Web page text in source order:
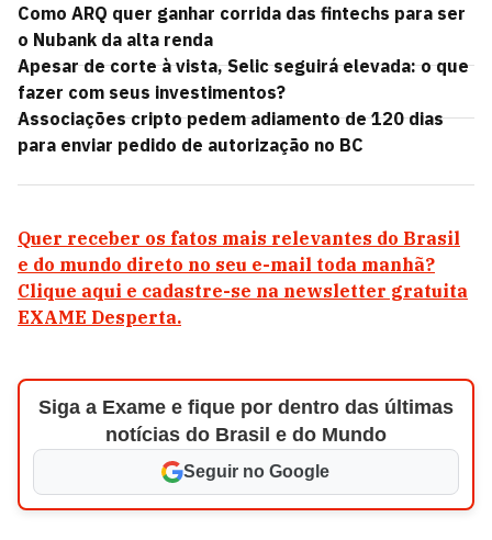
Como ARQ quer ganhar corrida das fintechs para ser
o Nubank da alta renda
Apesar de corte à vista, Selic seguirá elevada: o que
fazer com seus investimentos?
Associações cripto pedem adiamento de 120 dias
para enviar pedido de autorização no BC
Quer receber os fatos mais relevantes do Brasil
e do mundo direto no seu e-mail toda manhã?
Clique aqui e cadastre-se na newsletter gratuita
EXAME Desperta.
Siga a Exame e fique por dentro das últimas
notícias do Brasil e do Mundo
Seguir no Google